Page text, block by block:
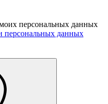
персональных данных
персональных данных